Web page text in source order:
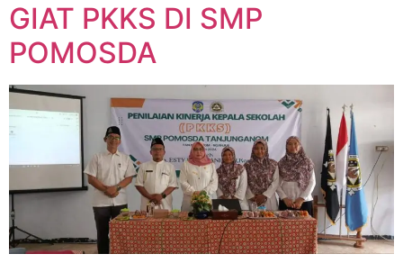
GIAT PKKS DI SMP
POMOSDA